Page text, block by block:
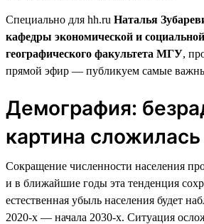
Специально для hh.ru Наталья
кафедры экономической и
географического факультета МГУ,
прямой эфир — публикуем самые
Демография:
картина
Сокращение численности населения
и в ближайшие годы эта тенденция
естественная убыль населения будет
2020-х — начала 2030-х. Ситуация